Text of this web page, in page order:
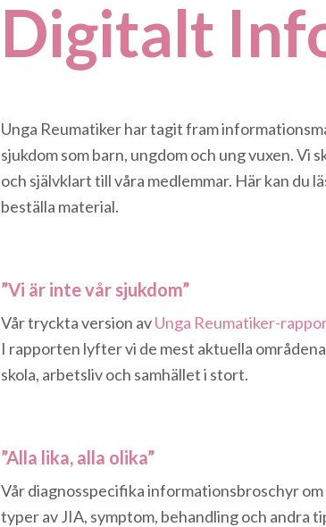
Digitalt
Unga Reumatiker har tagit fram
sjukdom som barn, ungdom och ung vuxen.
och självklart till våra medlemmar. Här kan du
beställa material.
”Vi är inte vår sjukdom”
Vår tryckta version avUnga Reumatiker-
I rapporten lyfter vi de mest aktuella
skola, arbetsliv och samhället i stort.
”Alla lika, alla olika”
Vår diagnosspecifika informationsbroschyr
typer av JIA, symptom, behandling och andra